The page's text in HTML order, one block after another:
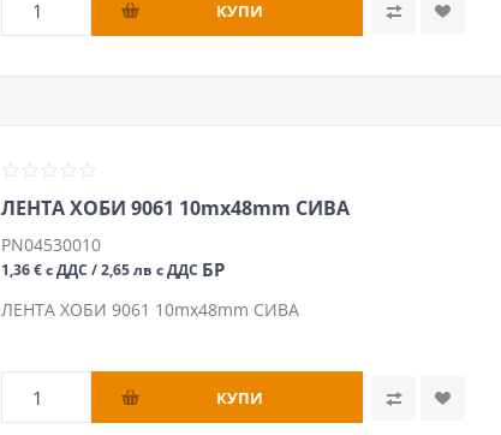
ЛЕНТА ХОБИ 9061 10mх48mm СИВА
PN04530010
1,36 € с ДДС / 2,65 лв с ДДС БР
ЛЕНТА ХОБИ 9061 10mх48mm СИВА